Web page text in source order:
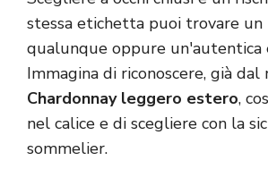
stessa etichetta puoi trovare
qualunque oppure un'autentica
Immagina di riconoscere, già dal
Chardonnay leggero estero,
nel calice e di scegliere con la
sommelier.